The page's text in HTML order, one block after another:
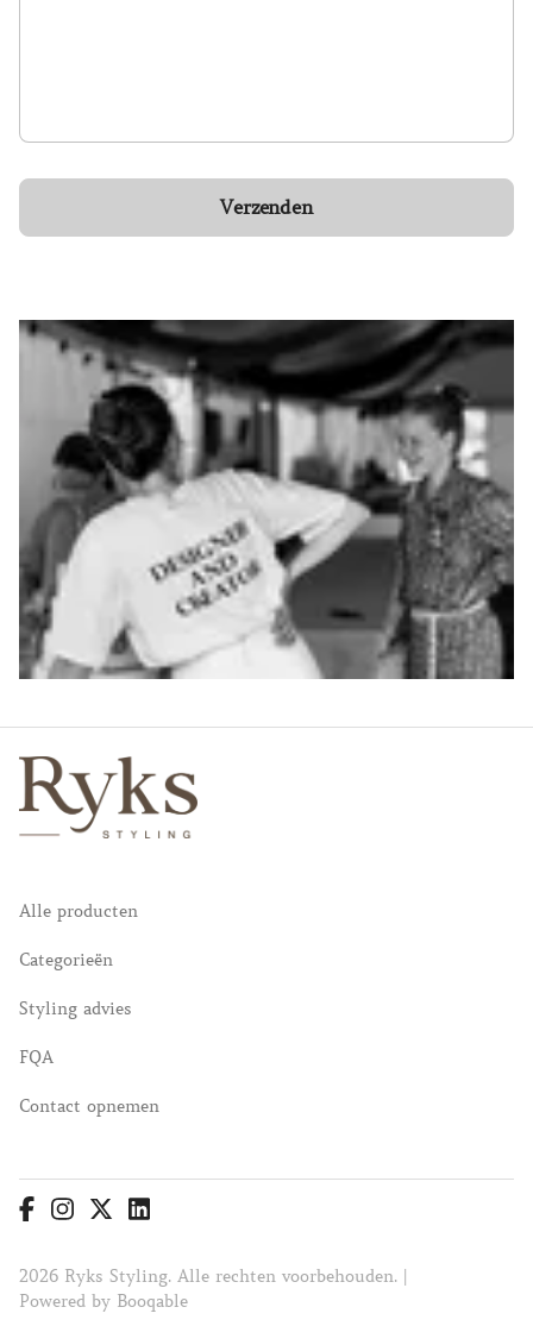
Verzenden
Alle producten
Categorieën
Styling advies
FQA
Contact opnemen
2026 Ryks Styling. Alle rechten voorbehouden. |
Powered by Booqable